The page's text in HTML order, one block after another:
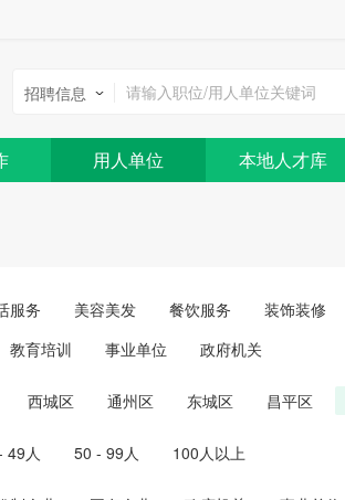
招聘信息
用人单位 本地人才库
服务 美容美发 餐饮服务 装饰装修
教育培训 事业单位 政府机关
西城区 通州区 东城区 昌平区
49人 50 - 99人 100人以上